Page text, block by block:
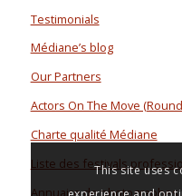
Testimonials
Médiane’s blog
Our Partners
Actors On The Move
Charte qualité Médiane
Liste des festivals
Annuaire de photographes
This site uses